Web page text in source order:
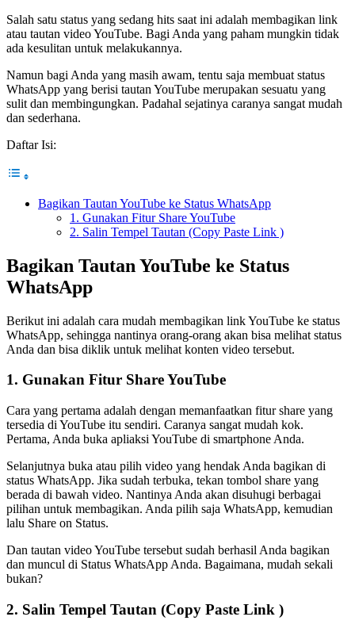
Salah satu status yang sedang hits saat ini adalah membagikan link
atau tautan video YouTube. Bagi Anda yang paham mungkin tidak
ada kesulitan untuk melakukannya.
Namun bagi Anda yang masih awam, tentu saja membuat status
WhatsApp yang berisi tautan YouTube merupakan sesuatu yang
sulit dan membingungkan. Padahal sejatinya caranya sangat mudah
dan sederhana.
Daftar Isi:
Bagikan Tautan YouTube ke Status WhatsApp
1. Gunakan Fitur Share YouTube
2. Salin Tempel Tautan (Copy Paste Link )
Bagikan Tautan YouTube ke Status
WhatsApp
Berikut ini adalah cara mudah membagikan link YouTube ke status
WhatsApp, sehingga nantinya orang-orang akan bisa melihat status
Anda dan bisa diklik untuk melihat konten video tersebut.
1. Gunakan Fitur Share YouTube
Cara yang pertama adalah dengan memanfaatkan fitur share yang
tersedia di YouTube itu sendiri. Caranya sangat mudah kok.
Pertama, Anda buka apliaksi YouTube di smartphone Anda.
Selanjutnya buka atau pilih video yang hendak Anda bagikan di
status WhatsApp. Jika sudah terbuka, tekan tombol share yang
berada di bawah video. Nantinya Anda akan disuhugi berbagai
pilihan untuk membagikan. Anda pilih saja WhatsApp, kemudian
lalu Share on Status.
Dan tautan video YouTube tersebut sudah berhasil Anda bagikan
dan muncul di Status WhatsApp Anda. Bagaimana, mudah sekali
bukan?
2. Salin Tempel Tautan (Copy Paste Link )